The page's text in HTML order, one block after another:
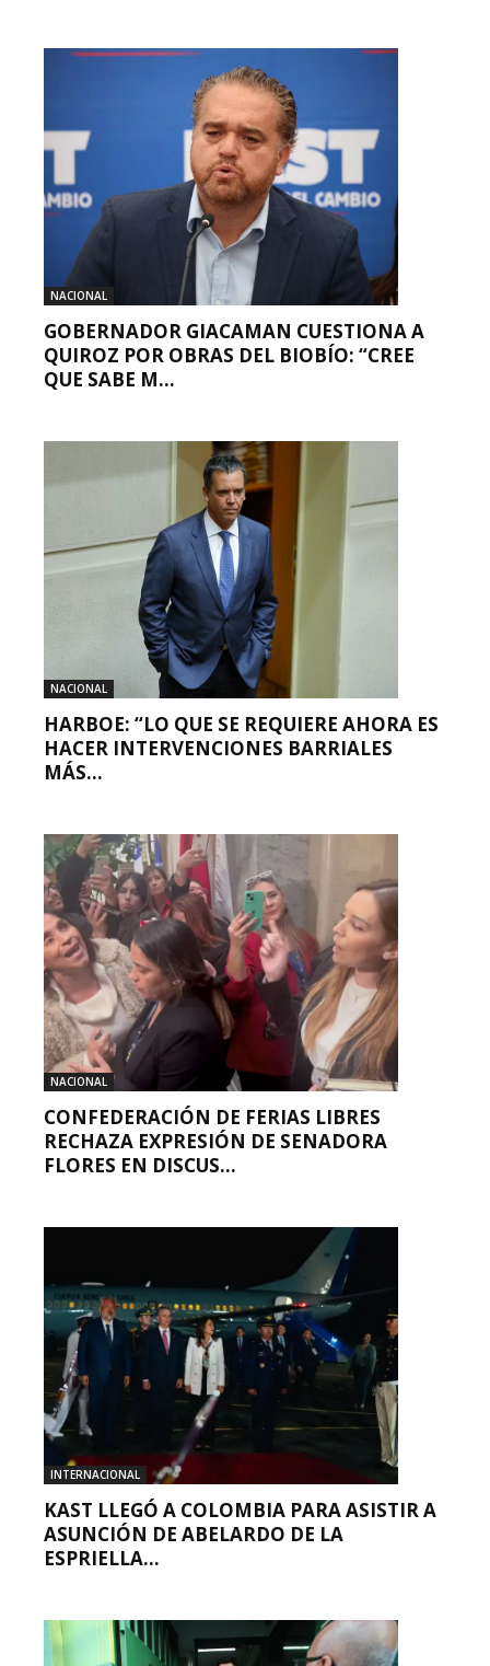
NACIONAL
GOBERNADOR GIACAMAN CUESTIONA A
QUIROZ POR OBRAS DEL BIOBÍO: “CREE
QUE SABE M...
NACIONAL
HARBOE: “LO QUE SE REQUIERE AHORA ES
HACER INTERVENCIONES BARRIALES
MÁS...
NACIONAL
CONFEDERACIÓN DE FERIAS LIBRES
RECHAZA EXPRESIÓN DE SENADORA
FLORES EN DISCUS...
INTERNACIONAL
KAST LLEGÓ A COLOMBIA PARA ASISTIR A
ASUNCIÓN DE ABELARDO DE LA
ESPRIELLA...